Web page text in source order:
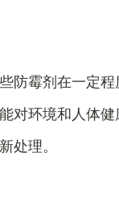
防霉剂在一定
对环境和人体
处理。